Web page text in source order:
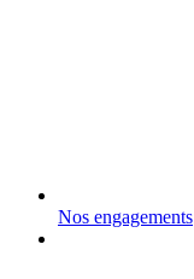
Nos engagements